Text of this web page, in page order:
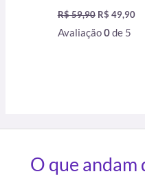
R$59,90 R$ 49,90
Avaliação0de 5
O que andam